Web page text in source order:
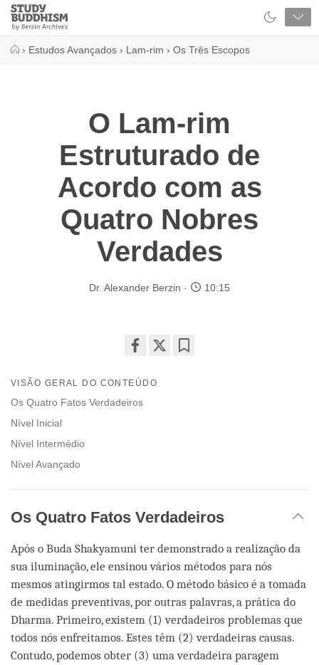
Close
Study
Buddhism
› Estudos Avançados › Lam-rim › Os Três Escopos
O Lam-rim
Estruturado de
Acordo com as
Quatro Nobres
Verdades
Dr. Alexander Berzin 10:15
on
facebook
VISÃO GERAL DO CONTEÚDO
Os Quatro Fatos Verdadeiros
Nível Inicial
Nível Intermédio
Nível Avançado
Os Quatro Fatos Verdadeiros
Após o Buda Shakyamuni ter demonstrado a realização da
sua iluminação, ele ensinou vários métodos para nós
mesmos atingirmos tal estado. O método básico é a tomada
de medidas preventivas, por outras palavras, a prática do
Dharma. Primeiro, existem (1) verdadeiros problemas que
todos nós enfreitamos. Estes têm (2) verdadeiras causas.
Contudo, podemos obter (3) uma verdadeira paragem